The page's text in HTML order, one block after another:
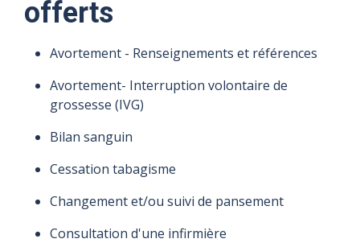
offerts
Avortement - Renseignements et références
Avortement- Interruption volontaire de
grossesse (IVG)
Bilan sanguin
Cessation tabagisme
Changement et/ou suivi de pansement
Consultation d'une infirmière